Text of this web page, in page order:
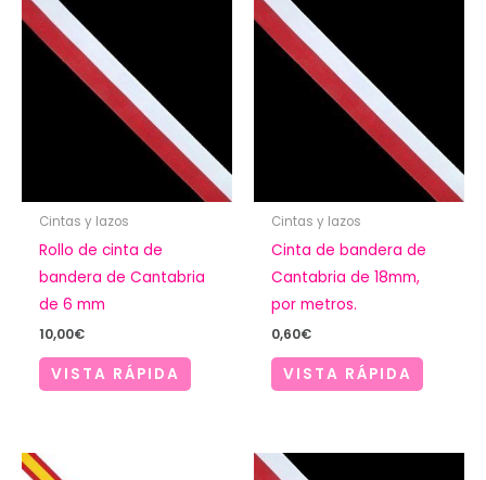
Cintas y lazos
Rollo de cinta de
bandera de Cantabria
de 6 mm
10,00€
VISTA RÁPIDA
Cintas y lazos
Cinta de bandera de
Cantabria de 18mm,
por metros.
0,60€
VISTA RÁPIDA